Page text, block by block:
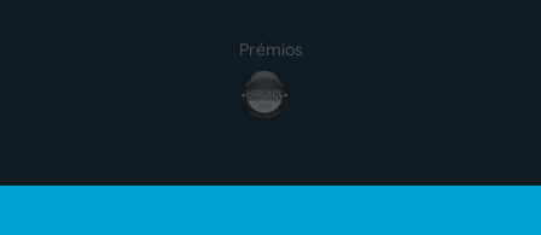
Prémios
award4